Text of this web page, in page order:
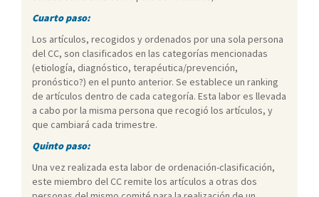
Cuarto paso:
Los artículos, recogidos y ordenados por una sola persona
del CC, son clasificados en las categorías mencionadas
(etiología, diagnóstico, terapéutica/prevención,
pronóstico?) en el punto anterior. Se establece un ranking
de artículos dentro de cada categoría. Esta labor es llevada
a cabo por la misma persona que recogió los artículos, y
que cambiará cada trimestre.
Quinto paso:
Una vez realizada esta labor de ordenación-clasificación,
este miembro del CC remite los artículos a otras dos